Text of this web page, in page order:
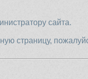
сайта.
страницу,